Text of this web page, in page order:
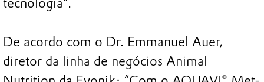
tecnologia”.
De acordo com o Dr. Emmanuel Auer,
diretor da linha de negócios Animal